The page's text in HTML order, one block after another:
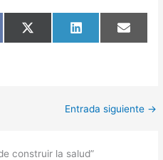
Compartir
en
Compartir
en
en
Entrada siguiente →
construir la salud”